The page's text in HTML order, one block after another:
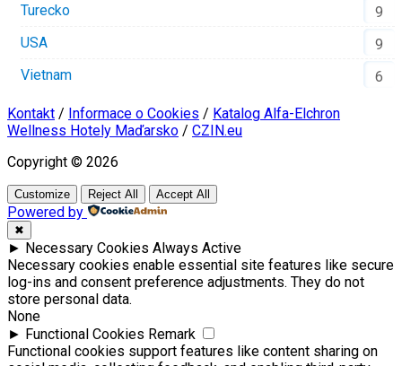
Turecko
9
USA
9
Vietnam
6
Kontakt / Informace o Cookies / Katalog Alfa-Elchron
Wellness Hotely Maďarsko / CZIN.eu
Copyright © 2026
Customize Reject All Accept All
Powered by
✖
► Necessary Cookies Always Active
Necessary cookies enable essential site features like secure
log-ins and consent preference adjustments. They do not
store personal data.
None
► Functional Cookies Remark
Functional cookies support features like content sharing on